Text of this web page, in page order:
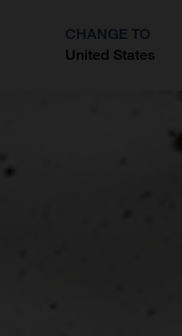
CHANGE TO
United States